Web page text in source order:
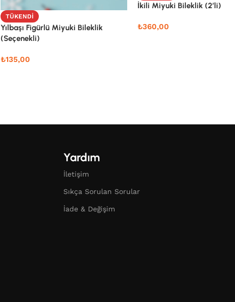
TÜKENDI
Yılbaşı Figürlü Miyuki Bileklik
(Seçenekli)
₺135,00
İkili Miyuki Bileklik (2’li)
₺360,00
Yardım
İletişim
Sıkça Sorulan Sorular
İade & Değişim